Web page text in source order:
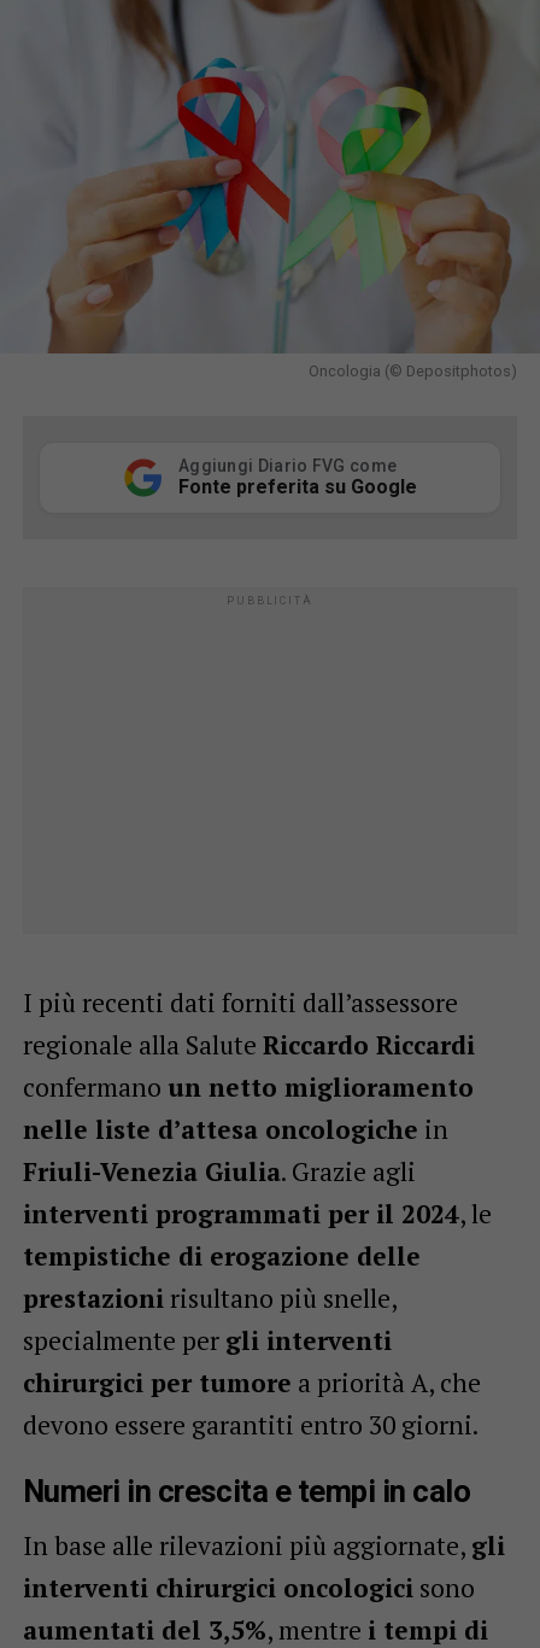
Oncologia (© Depositphotos)
Aggiungi Diario FVG come
Fonte preferita su Google
I più recenti dati forniti dall’assessore
regionale alla Salute Riccardo Riccardi
confermano un netto miglioramento
nelle liste d’attesa oncologiche in
Friuli-Venezia Giulia. Grazie agli
interventi programmati per il 2024, le
tempistiche di erogazione delle
prestazionirisultano più snelle,
specialmente per gli interventi
chirurgici per tumore a priorità A, che
devono essere garantiti entro 30 giorni.
Numeri in crescita e tempi in calo
In base alle rilevazioni più aggiornate, gli
interventi chirurgici oncologicisono
aumentati del 3,5%, mentre i tempi di